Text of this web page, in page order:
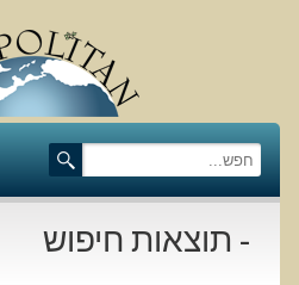
דף הבית
תעלומת שומן הדולפינים: מה
- תוצאות חיפוש